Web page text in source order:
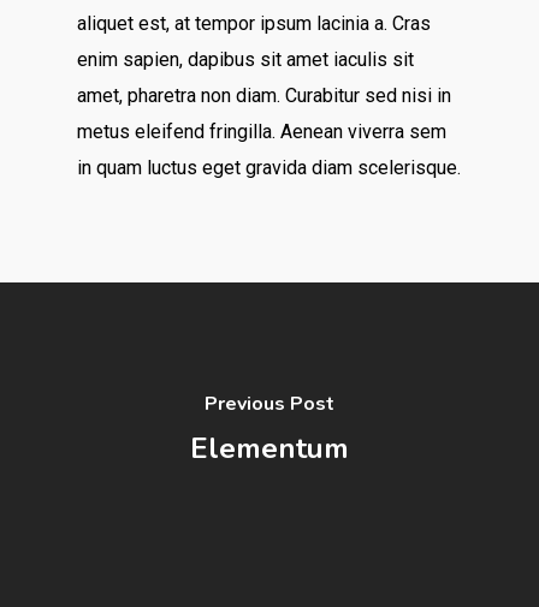
aliquet est, at tempor ipsum lacinia a. Cras
enim sapien, dapibus sit amet iaculis sit
amet, pharetra non diam. Curabitur sed nisi in
metus eleifend fringilla. Aenean viverra sem
in quam luctus eget gravida diam scelerisque.
Previous Post
Elementum